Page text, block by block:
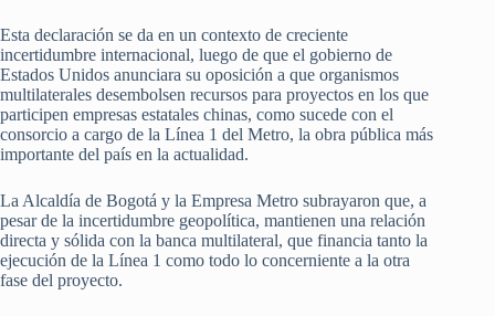
Esta declaración se da en un contexto de creciente
incertidumbre internacional, luego de que el gobierno de
Estados Unidos anunciara su oposición a que organismos
multilaterales desembolsen recursos para proyectos en los que
participen empresas estatales chinas, como sucede con el
consorcio a cargo de la Línea 1 del Metro, la obra pública más
importante del país en la actualidad.
La Alcaldía de Bogotá y la Empresa Metro subrayaron que, a
pesar de la incertidumbre geopolítica, mantienen una relación
directa y sólida con la banca multilateral, que financia tanto la
ejecución de la Línea 1 como todo lo concerniente a la otra
fase del proyecto.